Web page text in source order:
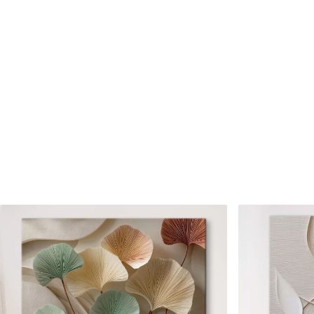
✓
✓Biztonságos, szagtalan tinta
✗ Vászonhatású felület
✗Környezetbarát anyag
✓
✓ Biztonságos,
✓ Vászonhatású felület
✗ Környezetbarát anyag